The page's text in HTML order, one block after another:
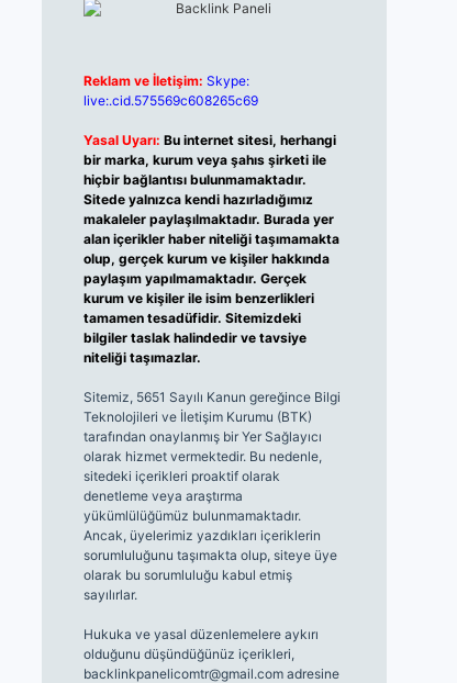
Reklam ve İletişim: Skype:
live:.cid.575569c608265c69
Yasal Uyarı: Bu internet sitesi, herhangi
bir marka, kurum veya şahıs şirketi ile
hiçbir bağlantısı bulunmamaktadır.
Sitede yalnızca kendi hazırladığımız
makaleler paylaşılmaktadır. Burada yer
alan içerikler haber niteliği taşımamakta
olup, gerçek kurum ve kişiler hakkında
paylaşım yapılmamaktadır. Gerçek
kurum ve kişiler ile isim benzerlikleri
tamamen tesadüfidir. Sitemizdeki
bilgiler taslak halindedir ve tavsiye
niteliği taşımazlar.
Sitemiz, 5651 Sayılı Kanun gereğince Bilgi
Teknolojileri ve İletişim Kurumu (BTK)
tarafından onaylanmış bir Yer Sağlayıcı
olarak hizmet vermektedir. Bu nedenle,
sitedeki içerikleri proaktif olarak
denetleme veya araştırma
yükümlülüğümüz bulunmamaktadır.
Ancak, üyelerimiz yazdıkları içeriklerin
sorumluluğunu taşımakta olup, siteye üye
olarak bu sorumluluğu kabul etmiş
sayılırlar.
Hukuka ve yasal düzenlemelere aykırı
olduğunu düşündüğünüz içerikleri,
backlinkpanelicomtr@gmail.comadresine